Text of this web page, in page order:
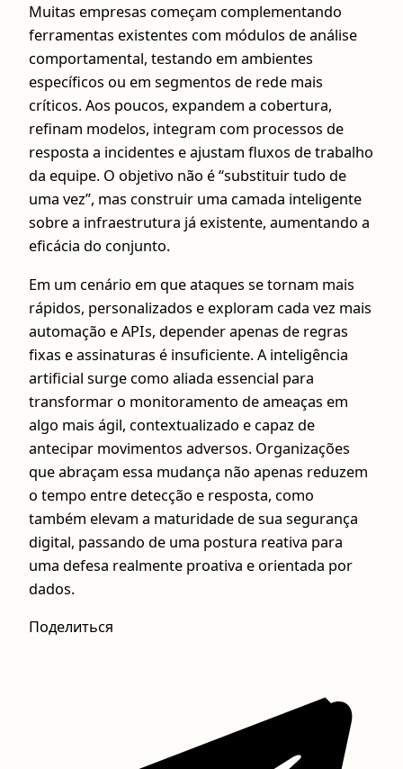
Muitas empresas começam complementando
ferramentas existentes com módulos de análise
comportamental, testando em ambientes
específicos ou em segmentos de rede mais
críticos. Aos poucos, expandem a cobertura,
refinam modelos, integram com processos de
resposta a incidentes e ajustam fluxos de trabalho
da equipe. O objetivo não é “substituir tudo de
uma vez”, mas construir uma camada inteligente
sobre a infraestrutura já existente, aumentando a
eficácia do conjunto.
Em um cenário em que ataques se tornam mais
rápidos, personalizados e exploram cada vez mais
automação e APIs, depender apenas de regras
fixas e assinaturas é insuficiente. A inteligência
artificial surge como aliada essencial para
transformar o monitoramento de ameaças em
algo mais ágil, contextualizado e capaz de
antecipar movimentos adversos. Organizações
que abraçam essa mudança não apenas reduzem
o tempo entre detecção e resposta, como
também elevam a maturidade de sua segurança
digital, passando de uma postura reativa para
uma defesa realmente proativa e orientada por
dados.
Поделиться